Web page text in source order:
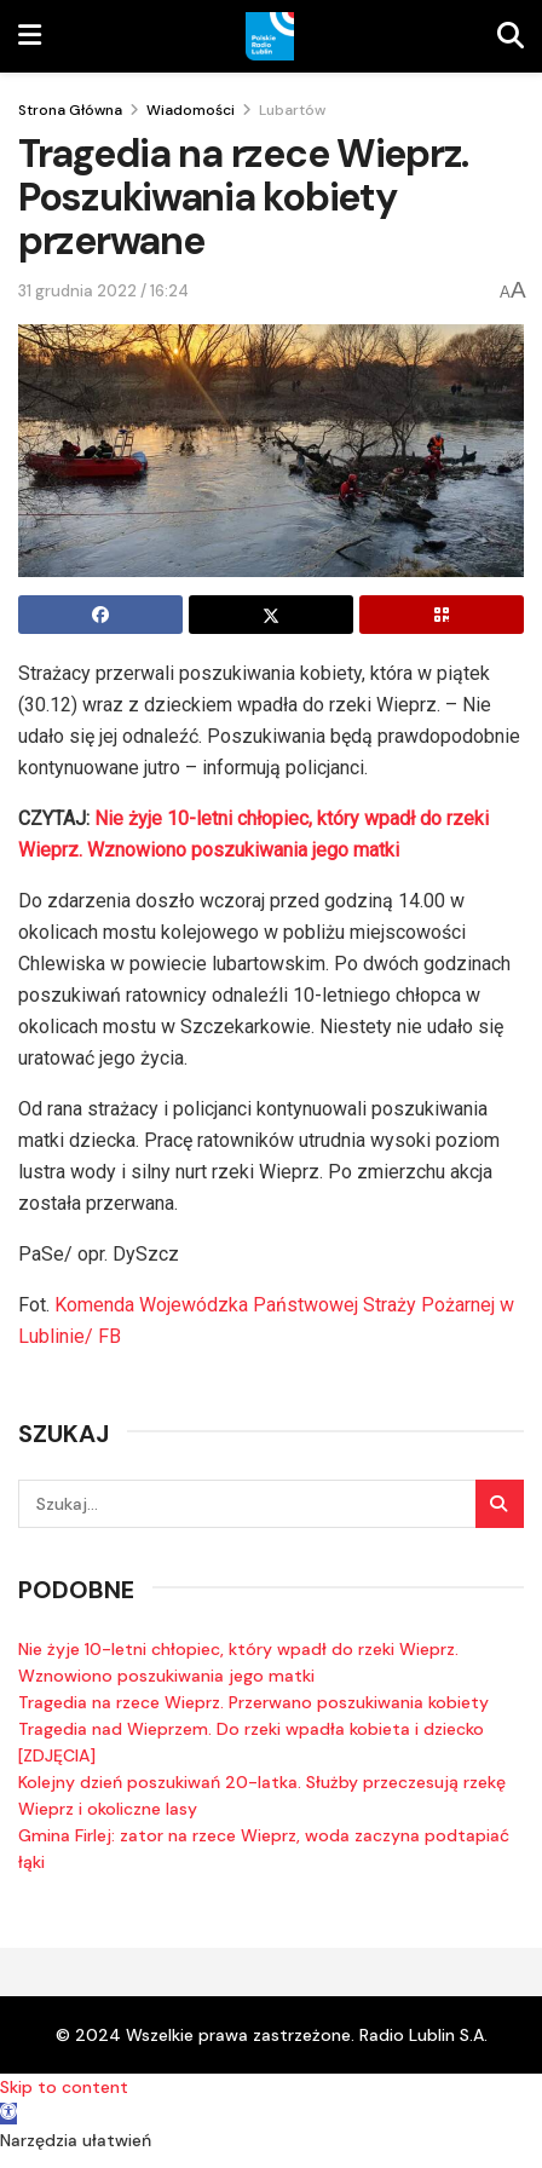
Strona Główna Wiadomości Lubartów
Tragedia na rzece Wieprz.
Poszukiwania kobiety
przerwane
31 grudnia 2022 / 16:24 AA
Strażacy przerwali poszukiwania kobiety, która w piątek
(30.12) wraz z dzieckiem wpadła do rzeki Wieprz. – Nie
udało się jej odnaleźć. Poszukiwania będą prawdopodobnie
kontynuowane jutro – informują policjanci.
CZYTAJ: Nie żyje 10-letni chłopiec, który wpadł do rzeki
Wieprz. Wznowiono poszukiwania jego matki
Do zdarzenia doszło wczoraj przed godziną 14.00 w
okolicach mostu kolejowego w pobliżu miejscowości
Chlewiska w powiecie lubartowskim. Po dwóch godzinach
poszukiwań ratownicy odnaleźli 10-letniego chłopca w
okolicach mostu w Szczekarkowie. Niestety nie udało się
uratować jego życia.
Od rana strażacy i policjanci kontynuowali poszukiwania
matki dziecka. Pracę ratowników utrudnia wysoki poziom
lustra wody i silny nurt rzeki Wieprz. Po zmierzchu akcja
została przerwana.
PaSe/ opr. DySzcz
Fot. Komenda Wojewódzka Państwowej Straży Pożarnej w
Lublinie/ FB
SZUKAJ
PODOBNE
Nie żyje 10-letni chłopiec, który wpadł do rzeki Wieprz.
Wznowiono poszukiwania jego matki
Tragedia na rzece Wieprz. Przerwano poszukiwania kobiety
Tragedia nad Wieprzem. Do rzeki wpadła kobieta i dziecko
[ZDJĘCIA]
Kolejny dzień poszukiwań 20-latka. Służby przeczesują rzekę
Wieprz i okoliczne lasy
Gmina Firlej: zator na rzece Wieprz, woda zaczyna podtapiać
łąki
© 2024 Wszelkie prawa zastrzeżone. Radio Lublin S.A.
Skip to content
Open toolbar
Narzędzia ułatwień